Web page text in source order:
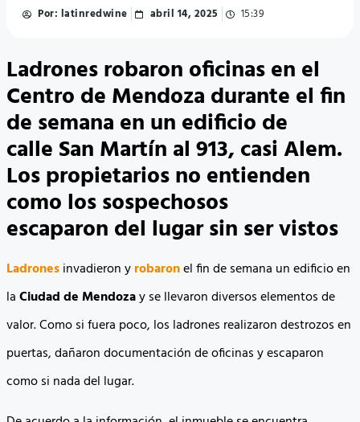
Por: latinredwine abril 14, 2025 15:39
Ladrones robaron oficinas en el
Centro de Mendoza durante el fin
de semana en un edificio de
calle San Martín al 913, casi Alem.
Los propietarios no entienden
como los sospechosos
escaparon del lugar sin ser vistos
Ladronesinvadieron yrobaronel fin de semana un edificio en
laCiudad de Mendozay se llevaron diversos elementos de
valor. Como si fuera poco, los ladrones realizaron destrozos en
puertas, dañaron documentación de oficinas y escaparon
como si nada del lugar.